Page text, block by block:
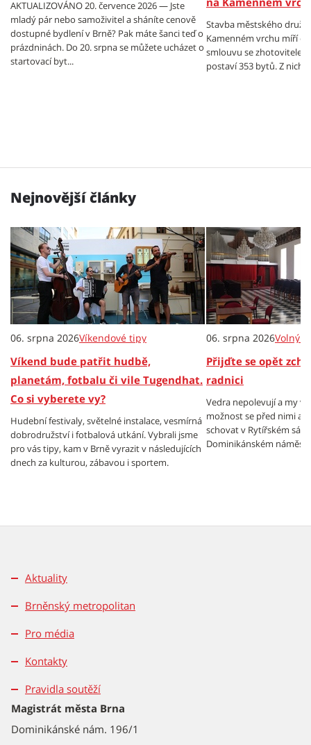
AKTUALIZOVÁNO 20. července 2026 — Jste
mladý pár nebo samoživitel a sháníte cenově
dostupné bydlení v Brně? Pak máte šanci teď o
prázdninách. Do 20. srpna se můžete ucházet o
startovací byt...
Stavba městského
Kamenném vrchu míří
smlouvu se
postaví 353 bytů. Z nich
Nejnovější články
06. srpna 2026Víkendové tipy
Víkend bude patřit hudbě,
planetám, fotbalu či vile Tugendhat.
Co si vyberete vy?
Hudební festivaly, světelné instalace, vesmírná
dobrodružství i fotbalová utkání. Vybrali jsme
pro vás tipy, kam v Brně vyrazit v následujících
dnech za kulturou, zábavou i sportem.
06. srpna 2026Volný
Přijďte se opět
radnici
Vedra nepolevují a my
možnost se před nimi
schovat v Rytířském
Dominikánském náměstí.
Aktuality
Brněnský metropolitan
Pro média
Kontakty
Pravidla soutěží
Magistrát města Brna
Dominikánské nám. 196/1